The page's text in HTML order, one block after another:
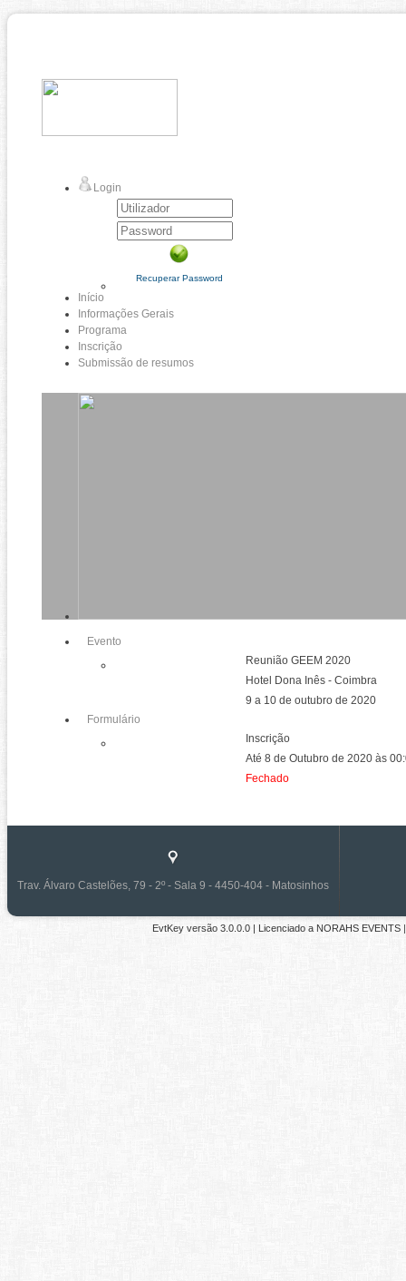
Login
Recuperar Password
Início
Informações Gerais
Programa
Inscrição
Submissão de resumos
Evento
Reunião GEEM 2020
Hotel Dona Inês - Coimbra
9 a 10 de outubro de 2020
Formulário
Inscrição
Até 8 de Outubro de 2020 às
Fechado
Trav. Álvaro Castelões, 79 - 2º - Sala 9 - 4450-404 - Matosinhos
EvtKey versão 3.0.0.0| Licenciado a NORAHS EVENTS